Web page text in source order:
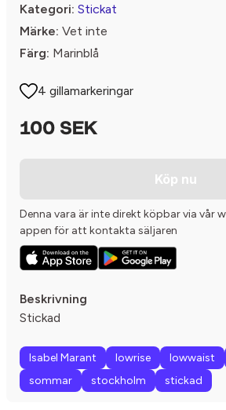
Kategori: Stickat
Märke: Vet inte
Färg: Marinblå
4 gillamarkeringar
100 SEK
Köp nu
Denna vara är inte direkt köpbar via vår
appen för att kontakta säljaren
Beskrivning
Stickad
Isabel Marant lowrise lowwaist
sommar
stockholm stickad